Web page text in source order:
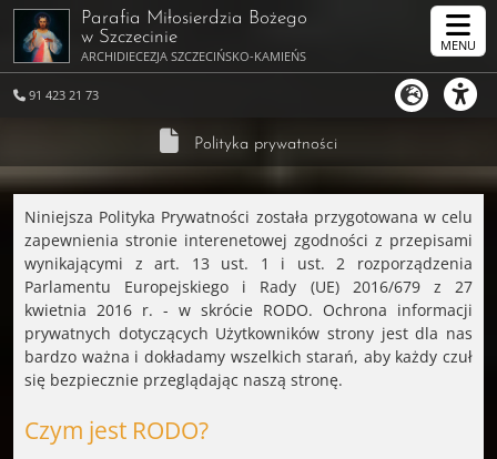
91 423 21 73
Parafia Miłosierdzia Bożego
w Szczecinie
ARCHIDIECEZJA SZCZECIŃSKO-KAMIEŃSKA
MENU
Polityka prywatności
Niniejsza Polityka Prywatności została przygotowana w celu
zapewnienia stronie interenetowej zgodności z przepisami
wynikającymi z art. 13 ust. 1 i ust. 2 rozporządzenia
Parlamentu Europejskiego i Rady (UE) 2016/679 z 27
kwietnia 2016 r. - w skrócie RODO. Ochrona informacji
prywatnych dotyczących Użytkowników strony jest dla nas
bardzo ważna i dokładamy wszelkich starań, aby każdy czuł
się bezpiecznie przeglądając naszą stronę.
Czym jest RODO?